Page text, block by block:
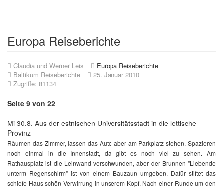
Europa Reiseberichte
Claudia und Werner Leis
Europa Reiseberichte
Baltikum Reiseberichte
25. Januar 2010
Zugriffe: 81134
Seite 9 von 22
Mi 30.8. Aus der estnischen Universitätsstadt in die lettische
Provinz
Räumen das Zimmer, lassen das Auto aber am Parkplatz stehen. Spazieren
noch einmal in die Innenstadt, da gibt es noch viel zu sehen. Am
Rathausplatz ist die Leinwand verschwunden, aber der Brunnen "Liebende
unterm Regenschirm" ist von einem Bauzaun umgeben. Dafür stiftet das
schiefe Haus schön Verwirrung in unserem Kopf. Nach einer Runde um den